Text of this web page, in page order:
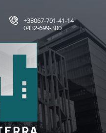
+38067-701-41-14
0432-699-300